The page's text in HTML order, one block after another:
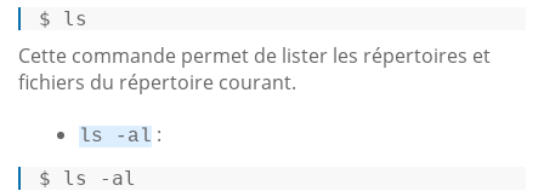
$ ls
Cette commande permet de lister les répertoires et
fichiers du répertoire courant.
ls -al :
$ ls -al